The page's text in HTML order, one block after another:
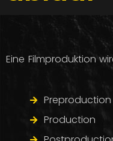
Eine Filmproduktion
Preproduction
Production